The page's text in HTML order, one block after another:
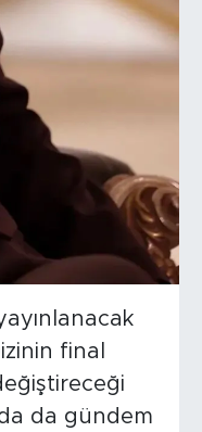
final
da gündem